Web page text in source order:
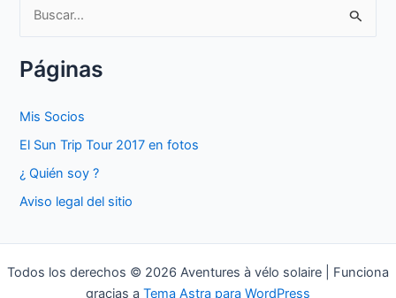
c
o
r
Páginas
Mis Socios
El Sun Trip Tour 2017 en fotos
¿ Quién soy ?
Aviso legal del sitio
Todos los derechos © 2026 Aventures à vélo solaire | Funciona
gracias a Tema Astra para WordPress